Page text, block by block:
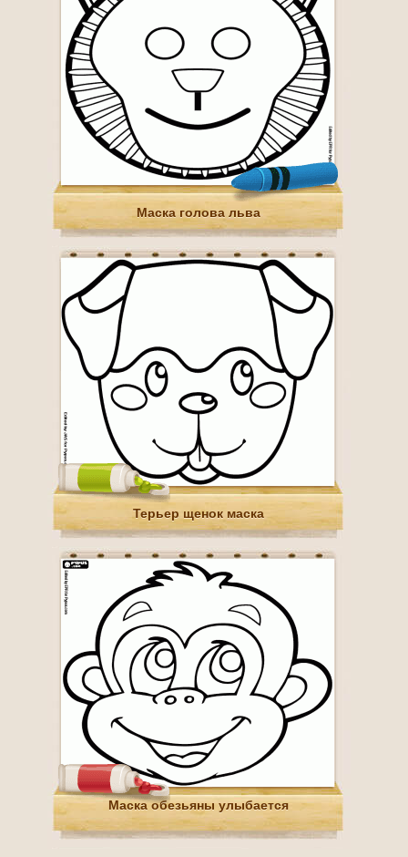
Маска голова льва
Терьер щенок маска
Маска обезьяны улыбается